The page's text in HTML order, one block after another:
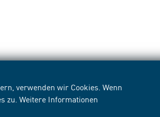
verwenden wir Cookies. Wenn
zu. Weitere Informationen